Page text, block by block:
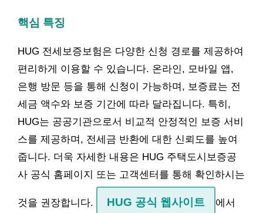
핵심 특징
HUG 전세보증보험은 다양한 신청 경로를 제공하여
편리하게 이용할 수 있습니다. 온라인, 모바일 앱,
은행 방문 등을 통해 신청이 가능하며, 보증료는 전
세금 액수와 보증 기간에 따라 달라집니다. 특히,
HUG는 공공기관으로서 비교적 안정적인 보증 서비
스를 제공하며, 전세금 반환에 대한 신뢰도를 높여
줍니다. 더욱 자세한 내용은 HUG 주택도시보증공
사 공식 홈페이지 또는 고객센터를 통해 확인하시는
것을 권장합니다. HUG 공식 웹사이트 에서